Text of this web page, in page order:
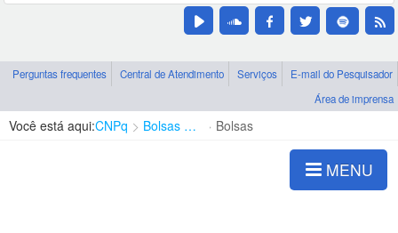
Perguntas frequentes Central de Atendimento Serviços
E-mail do Pesquisador
Área de imprensa
Você está aqui:CNPq Bolsas e Auxílios Vigentes Bolsas
MENU